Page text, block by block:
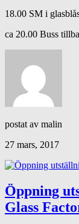
18.00 SM i
ca 20.00 Buss
postat av malin
27 mars, 2017
Öppning
Glass